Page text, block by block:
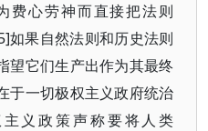
费心劳神而直接把法则
如果自然法则和历史法则
望它们生产出作为其最终
于一切极权主义政府统治
义政策声称要将人类